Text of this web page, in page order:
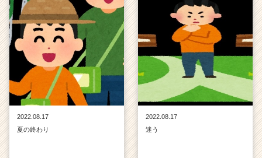
2022.08.17
夏の終わり
2022.08.17
迷う